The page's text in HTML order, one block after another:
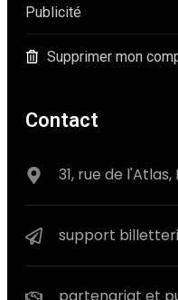
Publicité
Supprimer mon
Contact
31, rue de l'Atlas,
support